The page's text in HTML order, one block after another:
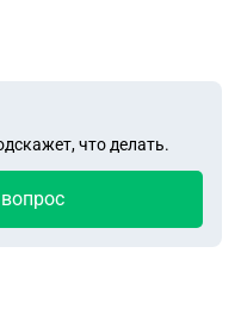
что делать.